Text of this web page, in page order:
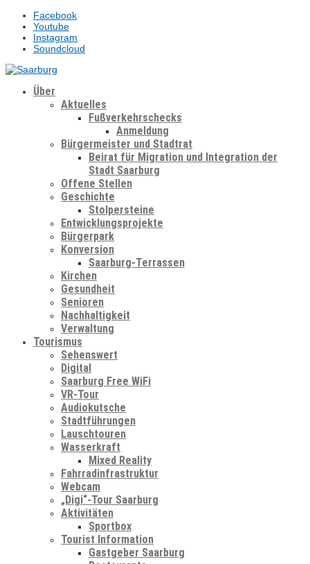
Facebook
Youtube
Instagram
Soundcloud
Über
Aktuelles
Fußverkehrschecks
Anmeldung
Bürgermeister und Stadtrat
Beirat für Migration und Integration der
Stadt Saarburg
Offene Stellen
Geschichte
Stolpersteine
Entwicklungsprojekte
Bürgerpark
Konversion
Saarburg-Terrassen
Kirchen
Gesundheit
Senioren
Nachhaltigkeit
Verwaltung
Tourismus
Sehenswert
Digital
Saarburg Free WiFi
VR-Tour
Audiokutsche
Stadtführungen
Lauschtouren
Wasserkraft
Mixed Reality
Fahrradinfrastruktur
Webcam
„Digi“-Tour Saarburg
Aktivitäten
Sportbox
Tourist Information
Gastgeber Saarburg